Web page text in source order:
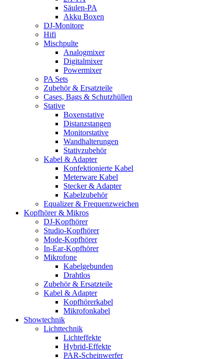
Säulen-PA
Akku Boxen
DJ-Monitore
Hifi
Mischpulte
Analogmixer
Digitalmixer
Powermixer
PA Sets
Zubehör & Ersatzteile
Cases, Bags & Schutzhüllen
Stative
Boxenstative
Distanzstangen
Monitorstative
Wandhalterungen
Stativzubehör
Kabel & Adapter
Konfektionierte Kabel
Meterware Kabel
Stecker & Adapter
Kabelzubehör
Equalizer & Frequenzweichen
Kopfhörer & Mikros
DJ-Kopfhörer
Studio-Kopfhörer
Mode-Kopfhörer
In-Ear-Kopfhörer
Mikrofone
Kabelgebunden
Drahtlos
Zubehör & Ersatzteile
Kabel & Adapter
Kopfhörerkabel
Mikrofonkabel
Showtechnik
Lichttechnik
Lichteffekte
Hybrid-Effekte
PAR-Scheinwerfer